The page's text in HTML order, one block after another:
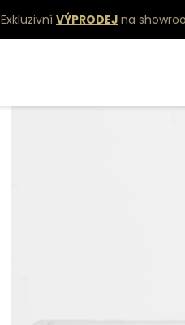
Exkluzivní VÝPRODEJ na